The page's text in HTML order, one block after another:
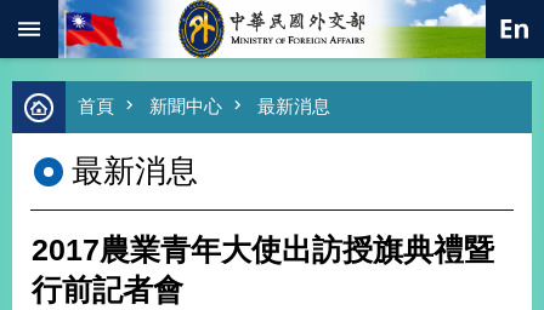
跳到主要內容區塊
進
階
尋
熱
字
首頁 新聞中心 最新消息
最新消息
2017農業青年大使出訪授旗典禮暨
行前記者會